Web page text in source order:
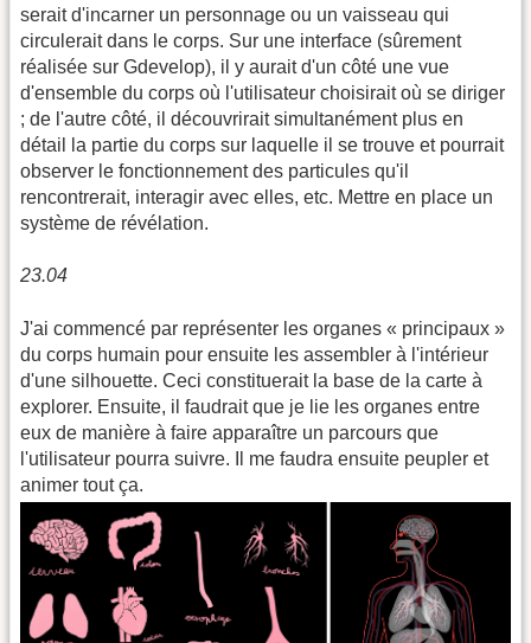
serait d'incarner un personnage ou un vaisseau qui
circulerait dans le corps. Sur une interface (sûrement
réalisée sur Gdevelop), il y aurait d'un côté une vue
d'ensemble du corps où l'utilisateur choisirait où se diriger
; de l'autre côté, il découvrirait simultanément plus en
détail la partie du corps sur laquelle il se trouve et pourrait
observer le fonctionnement des particules qu'il
rencontrerait, interagir avec elles, etc. Mettre en place un
système de révélation.
23.04
J'ai commencé par représenter les organes « principaux »
du corps humain pour ensuite les assembler à l'intérieur
d'une silhouette. Ceci constituerait la base de la carte à
explorer. Ensuite, il faudrait que je lie les organes entre
eux de manière à faire apparaître un parcours que
l'utilisateur pourra suivre. Il me faudra ensuite peupler et
animer tout ça.